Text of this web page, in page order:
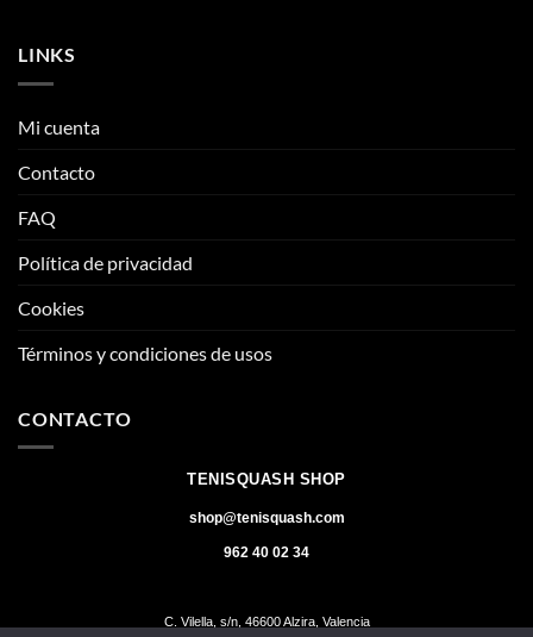
LINKS
Mi cuenta
Contacto
FAQ
Política de privacidad
Cookies
Términos y condiciones de usos
CONTACTO
TENISQUASH SHOP
shop@tenisquash.com
962 40 02 34
C. Vilella, s/n, 46600 Alzira, Valencia